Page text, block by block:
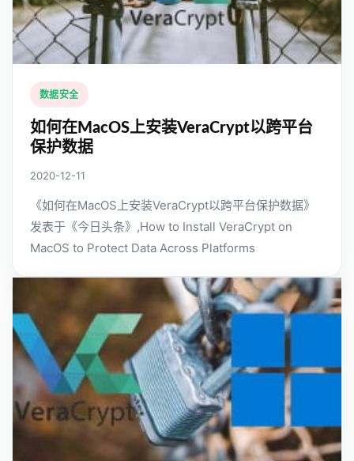
数据安全
如何在MacOS上安装VeraCrypt以跨平台
保护数据
2020-12-11
《如何在MacOS上安装VeraCrypt以跨平台保护数据》
发表于《今日头条》,How to Install VeraCrypt on
MacOS to Protect Data Across Platforms